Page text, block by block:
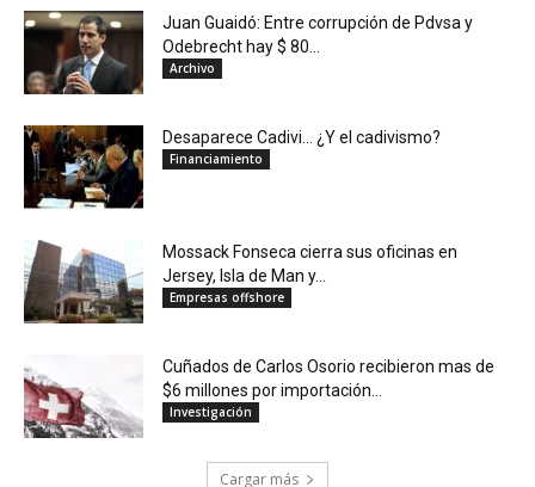
Juan Guaidó: Entre corrupción de Pdvsa y
Odebrecht hay $ 80...
Archivo
Desaparece Cadivi… ¿Y el cadivismo?
Financiamiento
Mossack Fonseca cierra sus oficinas en
Jersey, Isla de Man y...
Empresas offshore
Cuñados de Carlos Osorio recibieron mas de
$6 millones por importación...
Investigación
Cargar más